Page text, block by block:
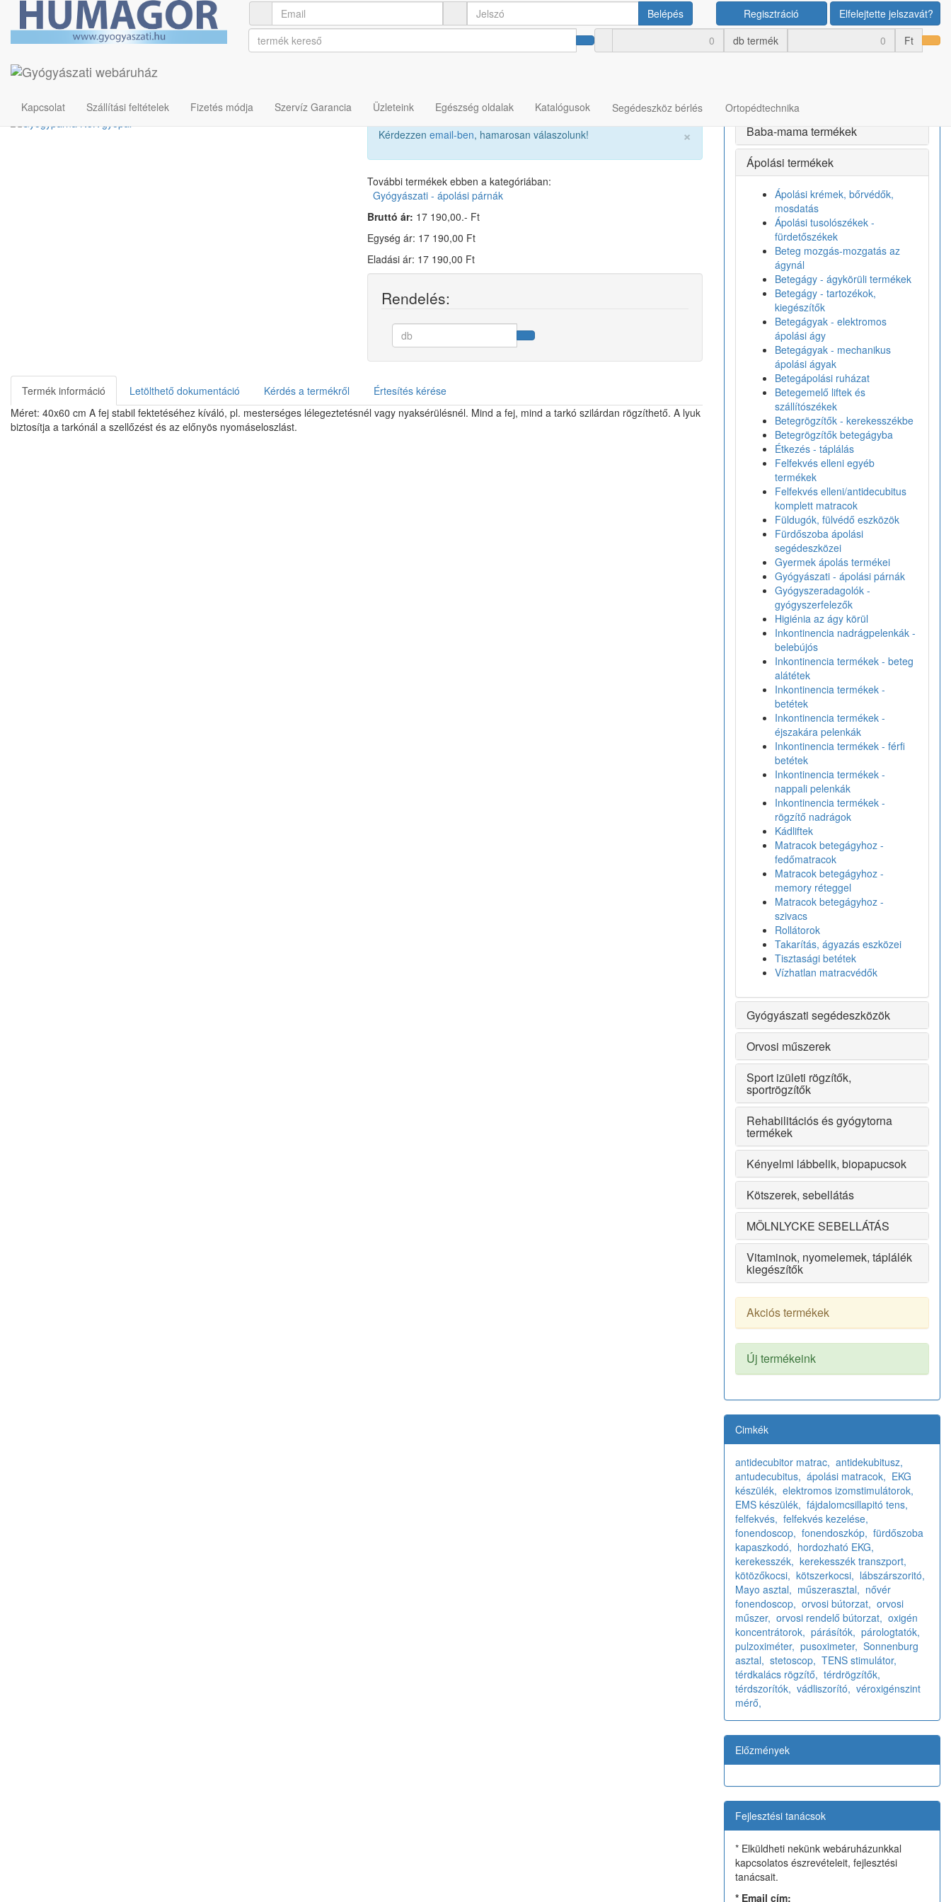
Belépés Regisztráció
Elfelejtette jelszavát?
db termék
Ft
Kapcsolat Szállítási feltételek Fizetés módja Szervíz Garancia Üzleteink Egészség oldalak Katalógusok Segédeszköz bérlés Ortopédtechnika
Ápolási termékek Gyógyászati - ápolási párnák
Gyógypárna N5K gyopár
Cikkszám: U00002676
×
Kérdezzen email-ben, hamarosan válaszolunk!
További termékek ebben a kategóriában:
Gyógyászati - ápolási párnák
Bruttó ár: 17 190,00.- Ft
Egység ár: 17 190,00 Ft
Eladási ár: 17 190,00 Ft
Rendelés:
Termék információ Letölthető dokumentáció Kérdés a termékről
Értesítés kérése
Méret: 40x60 cm A fej stabil fektetéséhez kíváló, pl. mesterséges lélegeztetésnél vagy nyaksérülésnél. Mind a fej, mind a tarkó szilárdan rögzíthető. A lyuk
biztosítja a tarkónál a szellőzést és az előnyös nyomáseloszlást.
Termék kategóriák
Bérlés
Egészségmegőrző termékek
Baba-mama termékek
Ápolási termékek
Ápolási krémek, bőrvédők,
mosdatás
Ápolási tusolószékek -
fürdetőszékek
Beteg mozgás-mozgatás az
ágynál
Betegágy - ágykörüli termékek
Betegágy - tartozékok,
kiegészítők
Betegágyak - elektromos
ápolási ágy
Betegágyak - mechanikus
ápolási ágyak
Betegápolási ruházat
Betegemelő liftek és
szállítószékek
Betegrögzítők - kerekesszékbe
Betegrögzítők betegágyba
Étkezés - táplálás
Felfekvés elleni egyéb
termékek
Felfekvés elleni/antidecubitus
komplett matracok
Füldugók, fülvédő eszközök
Fürdőszoba ápolási
segédeszközei
Gyermek ápolás termékei
Gyógyászati - ápolási párnák
Gyógyszeradagolók -
gyógyszerfelezők
Higiénia az ágy körül
Inkontinencia nadrágpelenkák -
belebújós
Inkontinencia termékek - beteg
alátétek
Inkontinencia termékek -
betétek
Inkontinencia termékek -
éjszakára pelenkák
Inkontinencia termékek - férfi
betétek
Inkontinencia termékek -
nappali pelenkák
Inkontinencia termékek -
rögzítő nadrágok
Kádliftek
Matracok betegágyhoz -
fedőmatracok
Matracok betegágyhoz -
memory réteggel
Matracok betegágyhoz -
szivacs
Rollátorok
Takarítás, ágyazás eszközei
Tisztasági betétek
Vízhatlan matracvédők
Gyógyászati segédeszközök
Orvosi műszerek
Sport izületi rögzítők,
sportrögzítők
Rehabilitációs és gyógytorna
termékek
Kényelmi lábbelik, biopapucsok
Kötszerek, sebellátás
MÖLNLYCKE SEBELLÁTÁS
Vitaminok, nyomelemek, táplálék
kiegészítők
Akciós termékek
Új termékeink
Cimkék
antidecubitor matrac, antidekubitusz,
antudecubitus, ápolási matracok, EKG
készülék, elektromos izomstimulátorok,
EMS készülék, fájdalomcsillapitó tens,
felfekvés, felfekvés kezelése,
fonendoscop, fonendoszkóp, fürdőszoba
kapaszkodó, hordozható EKG,
kerekesszék, kerekesszék transzport,
kötözőkocsi, kötszerkocsi, lábszárszoritó,
Mayo asztal, műszerasztal, nővér
fonendoscop, orvosi bútorzat, orvosi
műszer, orvosi rendelő bútorzat, oxigén
koncentrátorok, párásítók, párologtatók,
pulzoximéter, pusoximeter, Sonnenburg
asztal, stetoscop, TENS stimulátor,
térdkalács rögzítő, térdrögzítők,
térdszorítók, vádliszorító, véroxigénszint
mérő,
Előzmények
Fejlesztési tanácsok
* Elküldheti nekünk webáruházunkkal
kapcsolatos észrevételeit, fejlesztési
tanácsait.
* Email cím: